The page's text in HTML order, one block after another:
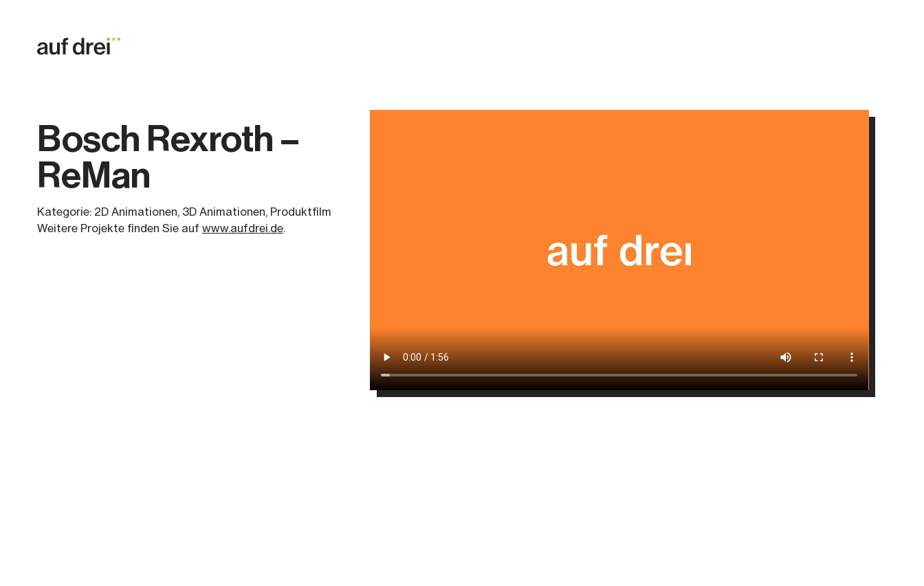
Bosch Rexroth –
ReMan
Kategorie: 2D Animationen 3D Animationen Produktfilm
Weitere Projekte finden Sie auf www.aufdrei.de.